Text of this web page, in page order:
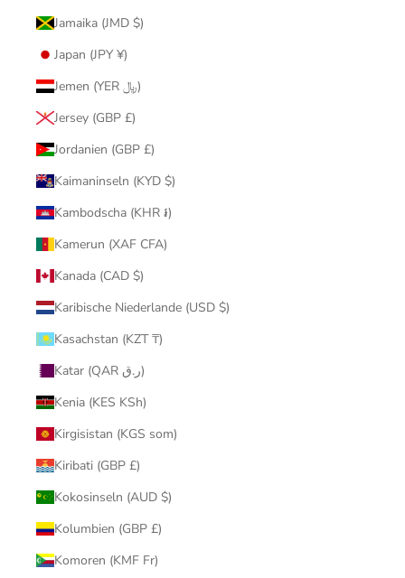
Jamaika (JMD $)
Japan (JPY ¥)
Jemen (YER ﷼)
Jersey (GBP £)
Jordanien (GBP £)
Kaimaninseln (KYD $)
Kambodscha (KHR ៛)
Kamerun (XAF CFA)
Kanada (CAD $)
Karibische Niederlande (USD $)
Kasachstan (KZT ₸)
Katar (QAR ر.ق)
Kenia (KES KSh)
Kirgisistan (KGS som)
Kiribati (GBP £)
Kokosinseln (AUD $)
Kolumbien (GBP £)
Komoren (KMF Fr)